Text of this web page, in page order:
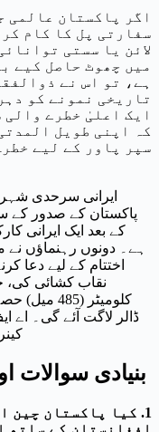
اگر پاکستان عالمی
سفارتی پل کا کام
لائن یا سستی
میں چھوٹ حاصل کیے
ہے، تو اس نے
تاریخی نمونے کو
ایک اعلیٰ خطرے
کہ اپنی طویل
سپر پاور کے لیے
پاکستان کے صدور کے
کے بعد ایک ایرانی
ہے۔ دونوں رہنماؤں
اختتام کے لیے دعا
ڈالر لاگت آئے گی۔ اے
بنیادی سوالات
1. کیا پاکستان چین